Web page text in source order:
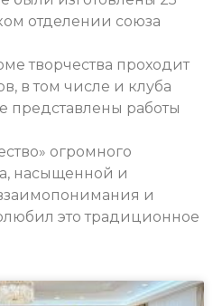
отделении союза
творчества проходит
в том числе и клуба
представлены работы
огромного
насыщенной и
и
это традиционное